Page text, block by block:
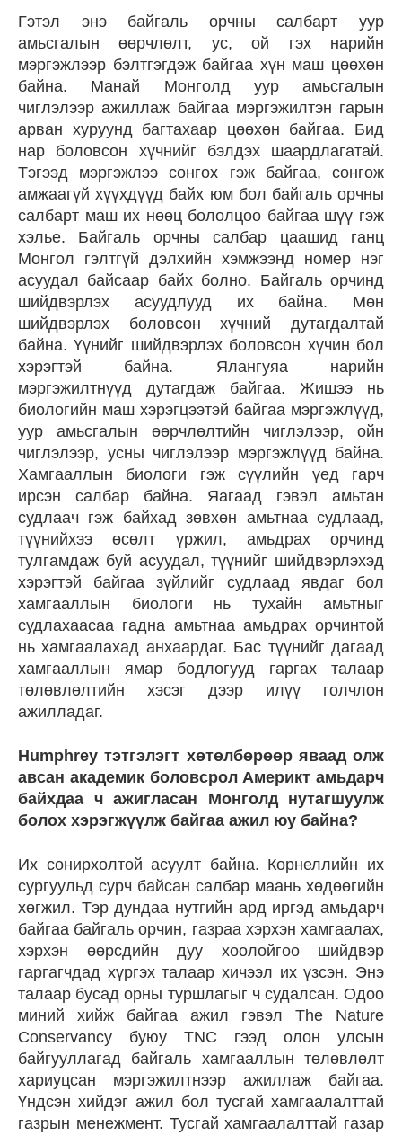
Гэтэл энэ байгаль орчны салбарт уур
амьсгалын өөрчлөлт, ус, ой гэх нарийн
мэргэжлээр бэлтгэгдэж байгаа хүн маш цөөхөн
байна. Манай Монголд уур амьсгалын
чиглэлээр ажиллаж байгаа мэргэжилтэн гарын
арван хуруунд багтахаар цөөхөн байгаа. Бид
нар боловсон хүчнийг бэлдэх шаардлагатай.
Тэгээд мэргэжлээ сонгох гэж байгаа, сонгож
амжаагүй хүүхдүүд байх юм бол байгаль орчны
салбарт маш их нөөц бололцоо байгаа шүү гэж
хэлье. Байгаль орчны салбар цаашид ганц
Монгол гэлтгүй дэлхийн хэмжээнд номер нэг
асуудал байсаар байх болно. Байгаль орчинд
шийдвэрлэх асуудлууд их байна. Мөн
шийдвэрлэх боловсон хүчний дутагдалтай
байна. Үүнийг шийдвэрлэх боловсон хүчин бол
хэрэгтэй байна. Ялангуяа нарийн
мэргэжилтнүүд дутагдаж байгаа. Жишээ нь
биологийн маш хэрэгцээтэй байгаа мэргэжлүүд,
уур амьсгалын өөрчлөлтийн чиглэлээр, ойн
чиглэлээр, усны чиглэлээр мэргэжлүүд байна.
Хамгааллын биологи гэж сүүлийн үед гарч
ирсэн салбар байна. Яагаад гэвэл амьтан
судлаач гэж байхад зөвхөн амьтнаа судлаад,
түүнийхээ өсөлт үржил, амьдрах орчинд
тулгамдаж буй асуудал, түүнийг шийдвэрлэхэд
хэрэгтэй байгаа зүйлийг судлаад явдаг бол
хамгааллын биологи нь тухайн амьтныг
судлахаасаа гадна амьтнаа амьдрах орчинтой
нь хамгаалахад анхаардаг. Бас түүнийг дагаад
хамгааллын ямар бодлогууд гаргах талаар
төлөвлөлтийн хэсэг дээр илүү голчлон
ажилладаг.
Humphrey тэтгэлэгт хөтөлбөрөөр яваад олж
авсан академик боловсрол Америкт амьдарч
байхдаа ч ажигласан Монголд нутагшуулж
болох хэрэгжүүлж байгаа ажил юу байна?
Их сонирхолтой асуулт байна. Корнеллийн их
сургуульд сурч байсан салбар маань хөдөөгийн
хөгжил. Тэр дундаа нутгийн ард иргэд амьдарч
байгаа байгаль орчин, газраа хэрхэн хамгаалах,
хэрхэн өөрсдийн дуу хоолойгоо шийдвэр
гаргагчдад хүргэх талаар хичээл их үзсэн. Энэ
талаар бусад орны туршлагыг ч судалсан. Одоо
миний хийж байгаа ажил гэвэл The Nature
Conservancy буюу TNC гээд олон улсын
байгууллагад байгаль хамгааллын төлөвлөлт
хариуцсан мэргэжилтнээр ажиллаж байгаа.
Үндсэн хийдэг ажил бол тусгай хамгаалалттай
газрын менежмент. Тусгай хамгаалалттай газар